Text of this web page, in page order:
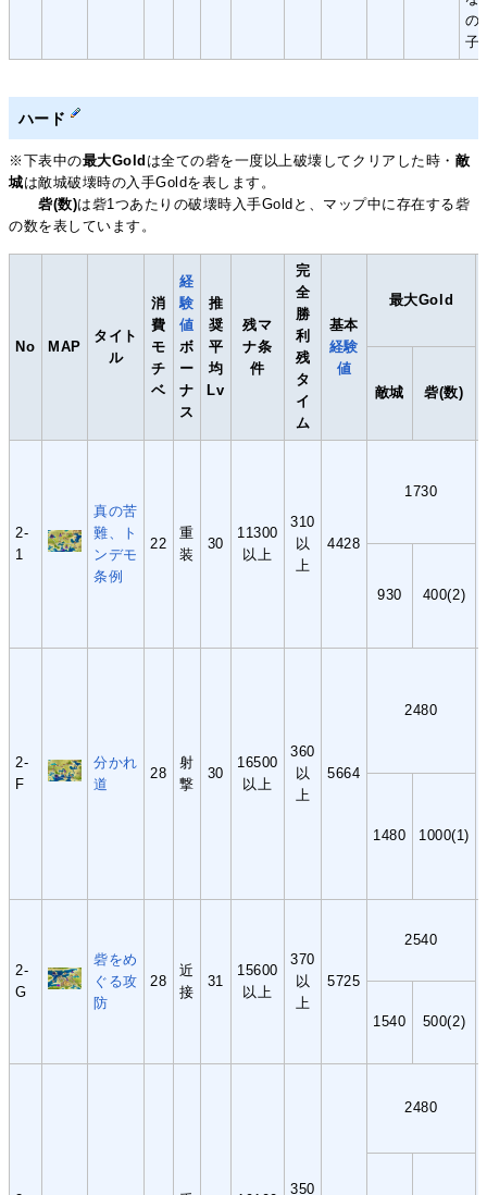
の
子
ハード
※下表中の最大Gold は全ての砦を一度以上破壊してクリアした時・ 敵
城は敵城破壊時の入手Goldを表します。
砦(数)は砦1つあたりの破壊時入手Goldと、マップ中に存在する砦
の数を表しています。
No MAP
タイト
ル
消
費
モ
チ
ベ
経
験
値
ボ
ー
ナ
ス
推
奨
平
均
Lv
残マ
ナ条
件
完
全
勝
利
残
タ
イ
ム
基本
経験
値
最大Gold
敵城
砦(数)
2-
1
真の苦
難、ト
ンデモ
条例
22
重
装
30
11300
以上
310
以
上
4428
1730
930 400(2)
2-
F
分かれ
道
28
射
撃
30
16500
以上
360
以
上
5664
2480
1480 1000(1)
2-
G
砦をめ
ぐる攻
防
28
近
接
31
15600
以上
370
以
上
5725
2540
1540 500(2)
350
2480